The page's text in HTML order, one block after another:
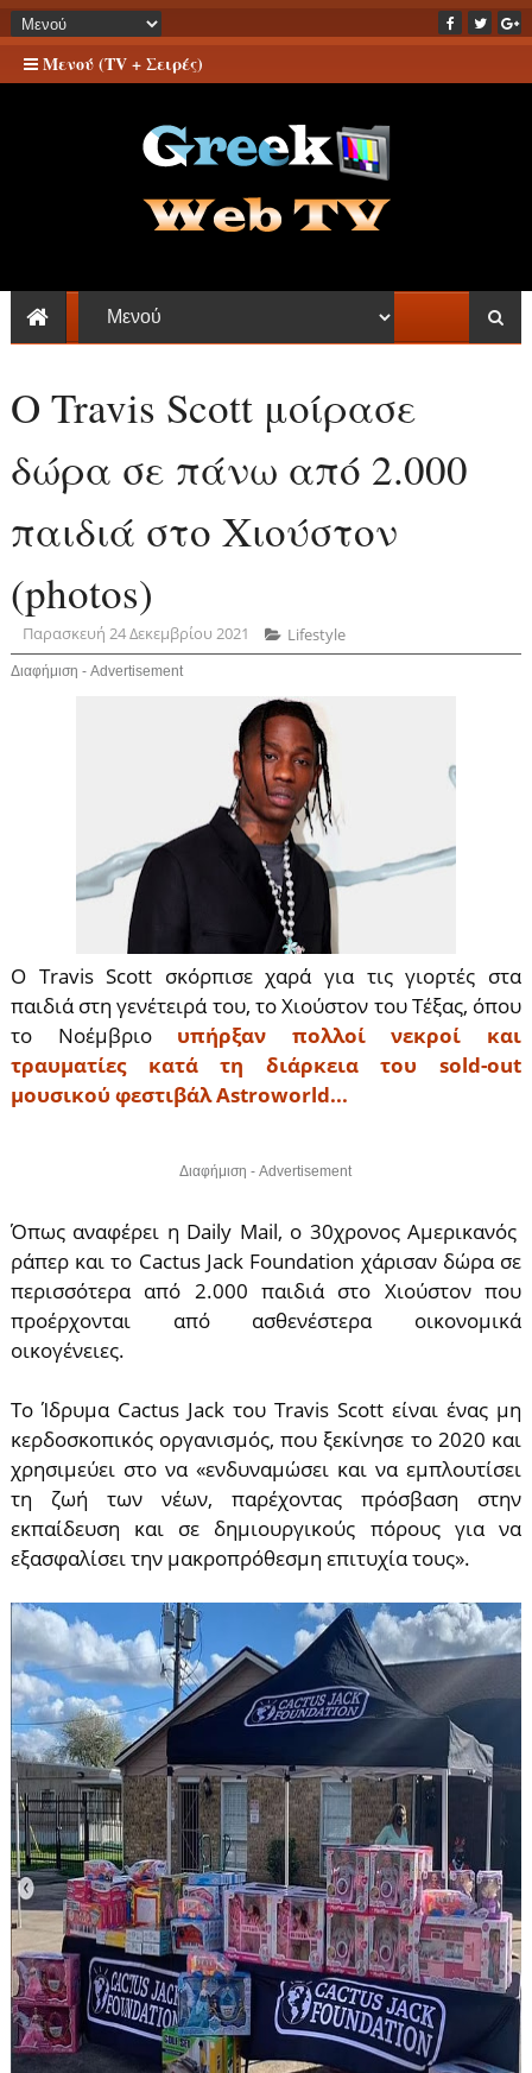
Μενού (TV + Σειρές)
Ο Travis Scott μοίρασε
δώρα σε πάνω από 2.000
παιδιά στο Χιούστον
(photos)
Παρασκευή 24 Δεκεμβρίου 2021 Lifestyle
Διαφήμιση - Advertisement
Ο Travis Scott ​​σκόρπισε χαρά για τις γιορτές στα
παιδιά στη γενέτειρά του, το Χιούστον του Τέξας, όπου
το Νοέμβριο υπήρξαν πολλοί νεκροί και
τραυματίες κατά τη διάρκεια του sold-out
μουσικού φεστιβάλ Astroworld...
Διαφήμιση - Advertisement
Όπως αναφέρει η Daily Mail, ο 30χρονος Αμερικανός
ράπερ και το Cactus Jack Foundation χάρισαν δώρα σε
περισσότερα από 2.000 παιδιά στο Χιούστον που
προέρχονται από ασθενέστερα οικονομικά
οικογένειες.
Το Ίδρυμα Cactus Jack του Travis Scott είναι ένας μη
κερδοσκοπικός οργανισμός, που ξεκίνησε το 2020 και
χρησιμεύει στο να «ενδυναμώσει και να εμπλουτίσει
τη ζωή των νέων, παρέχοντας πρόσβαση στην
εκπαίδευση και σε δημιουργικούς πόρους για να
εξασφαλίσει την μακροπρόθεσμη επιτυχία τους».